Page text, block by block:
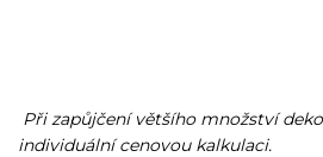
Při zapůjčení většího množství
individuální cenovou kalkulaci.